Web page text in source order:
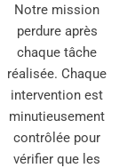
Notre mission
perdure après
chaque tâche
réalisée. Chaque
intervention est
minutieusement
contrôlée pour
vérifier que les